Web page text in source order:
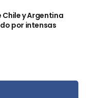
y Argentina
por intensas